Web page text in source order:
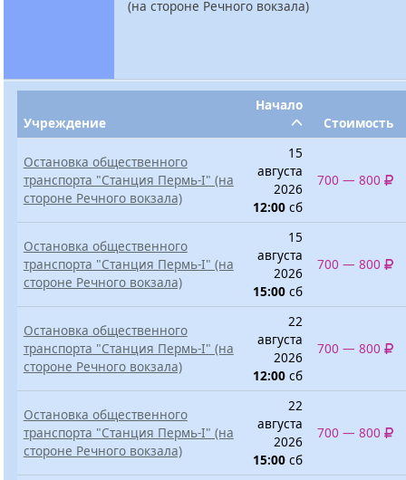
(на стороне Речного вокзала)
Учреждение
Начало
Стоимость
Остановка общественного
транспорта "Станция Пермь-I" (на
стороне Речного вокзала)
15
августа
2026
12:00 сб
700 — 800
Остановка общественного
транспорта "Станция Пермь-I" (на
стороне Речного вокзала)
15
августа
2026
15:00 сб
700 — 800
Остановка общественного
транспорта "Станция Пермь-I" (на
стороне Речного вокзала)
22
августа
2026
12:00 сб
700 — 800
Остановка общественного
транспорта "Станция Пермь-I" (на
стороне Речного вокзала)
22
августа
2026
15:00 сб
700 — 800